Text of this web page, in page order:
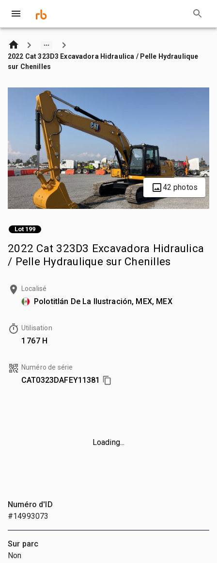
2022 Cat 323D3 Excavadora Hidraulica / Pelle Hydraulique
sur Chenilles
42 photos
Lot 199
2022 Cat 323D3 Excavadora Hidraulica
/ Pelle Hydraulique sur Chenilles
Localisé
Polotitlán De La Ilustración, MEX, MEX
Utilisation
1 767 H
Numéro de série
CAT0323DAFEY11381
Loading...
Numéro d'ID
#14993073
Sur parc
Non